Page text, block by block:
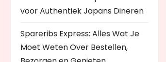
voor Authentiek Japans Dineren
Spareribs Express: Alles Wat Je
Moet Weten Over Bestellen,